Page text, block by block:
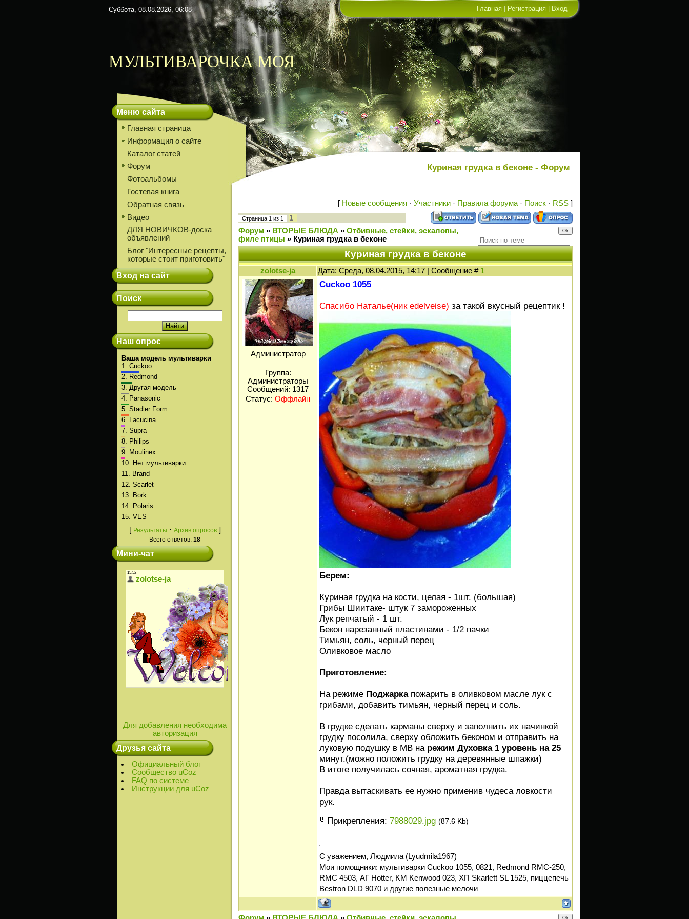
Суббота, 08.08.2026, 06:08 Главная Регистрация Вход
МУЛЬТИВАРОЧКА МОЯ
Меню сайта
Главная страница
Информация о сайте
Каталог статей
Форум
Фотоальбомы
Гостевая книга
Обратная связь
Видео
ДЛЯ НОВИЧКОВ-доска
объявлений
Блог "Интересные рецепты,
которые стоит приготовить"
Вход на сайт
Поиск
Наш опрос
Ваша модель мультиварки
1. Cuckoo
2.
Redmond
3. Другая модель
4.
Panasonic
5. Stadler Form
6.
Lacucina
7. Supra
8.
Philips
9.
Moulinex
10.
Нет мультиварки
11.
Brand
12. Scarlet
13.
Bork
14.
Polaris
15. VES
[ Результаты · Архив опросов]
Всего ответов: 18
Мини-чат
Для добавления необходима
авторизация
Друзья сайта
Официальный блог
Сообщество uCoz
FAQ по системе
Инструкции для uCoz
Куриная грудка в беконе - Форум
[ Новые сообщения · Участники · Правила форума · Поиск · RSS ]
Страница 1 из 1
1
Форум » ВТОРЫЕ БЛЮДА » Отбивные, стейки, эскалопы,
филе птицы » Куриная грудка в беконе
Куриная грудка в беконе
zolotse-ja Дата: Среда, 08.04.2015, 14:17 | Сообщение # 1
Администратор
Группа:
Администраторы
Сообщений: 1317
Статус: Оффлайн
Cuckoo 1055
Спасибо Наталье(ник edelveise) за такой вкусный рецептик !
Берем:
Куриная грудка на кости, целая - 1шт. (большая)
Грибы Шиитаке- штук 7 замороженных
Лук репчатый - 1 шт.
Бекон нарезанный пластинами - 1/2 пачки
Тимьян, соль, черный перец
Оливковое масло
Приготовление:
На режиме Поджаркапожарить в оливковом масле лук с
грибами, добавить тимьян, черный перец и соль.
В грудке сделать карманы сверху и заполнить их начинкой
грудку посолила, сверху обложить беконом и отправить на
луковую подушку в МВ на режим Духовка 1 уровень на 25
минут.(можно положить грудку на деревянные шпажки)
В итоге получилась сочная, ароматная грудка.
Правда вытаскивать ее нужно применив чудеса ловкости
рук.
Прикрепления: 7988029.jpg (87.6 Kb)
С уважением, Людмила (Lyudmila1967)
Мои помощники: мультиварки Cuckoo 1055, 0821, Redmond RMC-250,
RMC 4503, АГ Hotter, KM Kenwood 023, ХП Skarlett SL 1525, пиццепечь
Bestron DLD 9070 и другие полезные мелочи